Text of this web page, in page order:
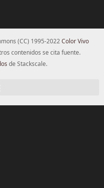
(CC) 1995-2022Color Vivo
contenidos se cita fuente.
de Stackscale.